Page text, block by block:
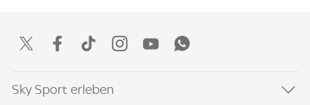
Sky Sport erleben